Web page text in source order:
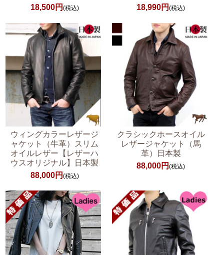
18,500円 (税込)
18,990円(税込)
ウィングカラーレザージ
ャケット（牛革）スリム
オイルレザー【レザーハ
ウスオリジナル】日本製
88,000円 (税込)
クラシックホースオイル
レザージャケット（馬
革）日本製
88,000円(税込)